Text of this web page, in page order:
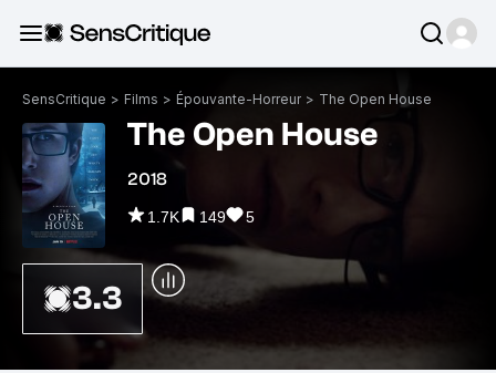
SensCritique > Films > Épouvante-Horreur > The Open House
The Open House
2018
1.7K 149 5
3.3